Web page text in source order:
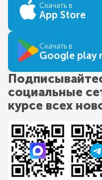
Скачать в
App Store
Скачать в
Google play
социальные
курсе всех